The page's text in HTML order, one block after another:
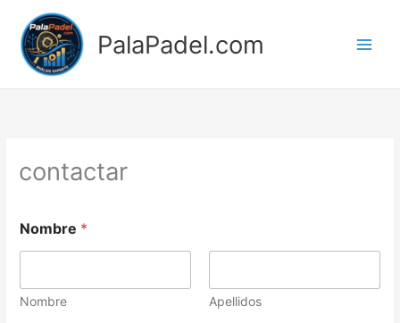
contenido
PalaPadel.com
contactar
o
*
Nombre *
Nombre Apellidos